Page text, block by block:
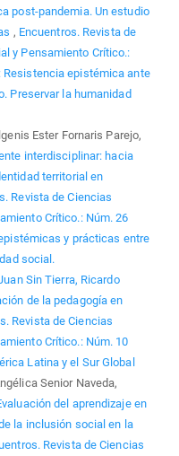
post-pandemia. Un estudio
, Encuentros. Revista de
y Pensamiento Crítico.:
Resistencia epistémica ante
Preservar la humanidad
Ester Fornaris Parejo,
interdisciplinar: hacia
territorial en
Revista de Ciencias
Crítico.: Núm. 26
y prácticas entre
social.
Sin Tierra, Ricardo
de la pedagogía en
Revista de Ciencias
Crítico.: Núm. 10
Latina y el Sur Global
Senior Naveda,
del aprendizaje en
la inclusión social en la
Revista de Ciencias